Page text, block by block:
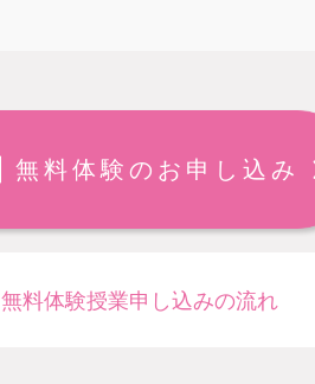
無料体験のお申し込み
無料体験授業申し込みの流れ